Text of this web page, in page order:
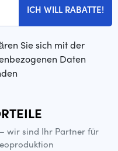
ICH WILL RABATTE!
Sie sich mit der
Daten
wir sind Ihr Partner für